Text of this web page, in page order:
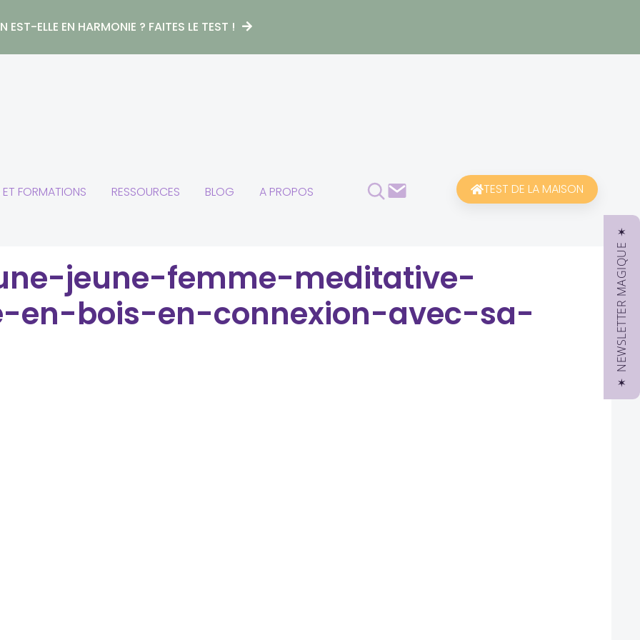
EST-ELLE EN HARMONIE ? FAITES LE TEST !
ET FORMATIONS RESSOURCES BLOG A PROPOS Rechercher
Contact TEST DE LA MAISON
jeune-femme-meditative-
en-bois-en-connexion-avec-sa-
✶ NEWSLETTER MAGIQUE ✶